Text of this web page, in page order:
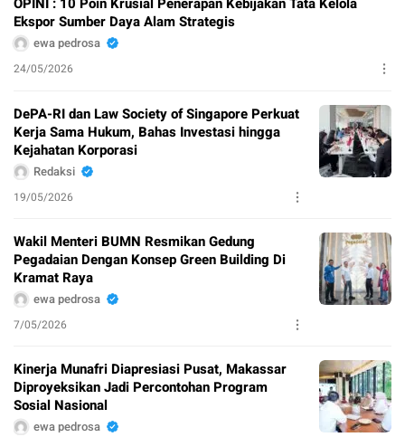
Ekspor Sumber Daya Alam Strategis
ewa pedrosa
24/05/2026
DePA-RI dan Law Society of Singapore Perkuat
Kerja Sama Hukum, Bahas Investasi hingga
Kejahatan Korporasi
Redaksi
19/05/2026
Wakil Menteri BUMN Resmikan Gedung
Pegadaian Dengan Konsep Green Building Di
Kramat Raya
ewa pedrosa
7/05/2026
Kinerja Munafri Diapresiasi Pusat, Makassar
Diproyeksikan Jadi Percontohan Program
Sosial Nasional
ewa pedrosa